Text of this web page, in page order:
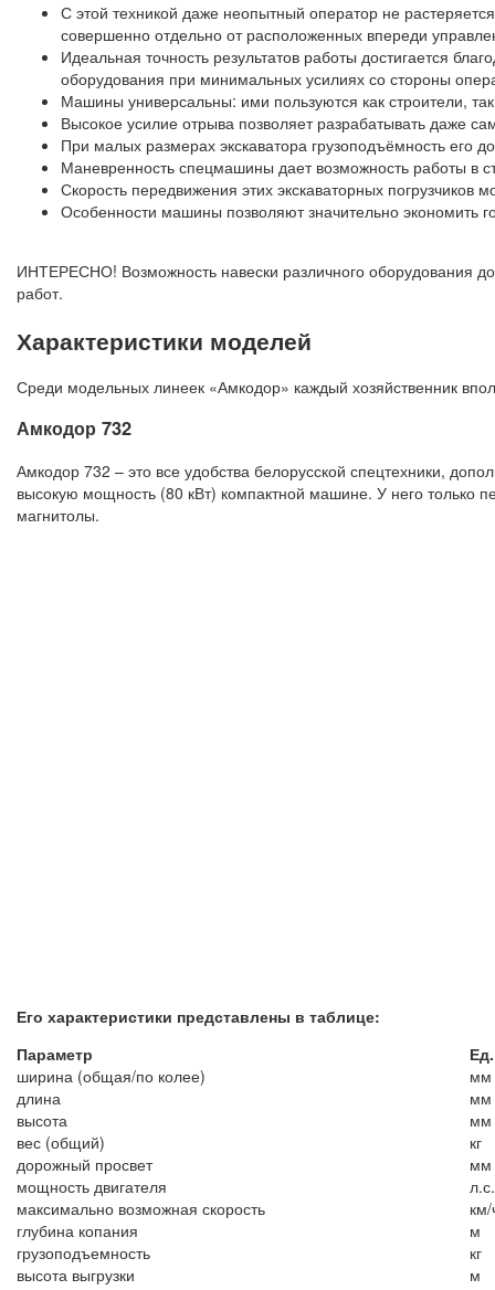
С этой техникой даже неопытный оператор не
совершенно отдельно от расположенных впереди
Идеальная точность результатов работы достигается
оборудования при минимальных усилиях со стороны
Машины универсальны: ими пользуются как строители,
Высокое усилие отрыва позволяет разрабатывать даже
При малых размерах экскаватора грузоподъёмность его
Маневренность спецмашины дает возможность работы в
Скорость передвижения этих экскаваторных погрузчиков
Особенности машины позволяют значительно экономить
ИНТЕРЕСНО! Возможность навески различного оборудования
работ.
Характеристики моделей
Среди модельных линеек «Амкодор» каждый хозяйственник
Амкодор 732
Амкодор 732 – это все удобства белорусской спецтехники,
высокую мощность (80 кВт) компактной машине. У него только
магнитолы.
Его характеристики представлены в таблице:
Параметр
ширина (общая/по колее)
мм
длина
мм
высота
мм
вес (общий)
кг
дорожный просвет
мм
мощность двигателя
л.с.
максимально возможная скорость
глубина копания
м
грузоподъемность
кг
высота выгрузки
м